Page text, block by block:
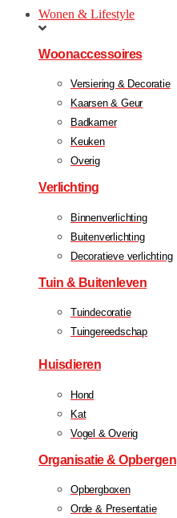
Wonen & Lifestyle
Woonaccessoires
Versiering & Decoratie
Kaarsen & Geur
Badkamer
Keuken
Overig
Verlichting
Binnenverlichting
Buitenverlichting
Decoratieve verlichting
Tuin & Buitenleven
Tuindecoratie
Tuingereedschap
Huisdieren
Hond
Kat
Vogel & Overig
Organisatie & Opbergen
Opbergboxen
Orde & Presentatie